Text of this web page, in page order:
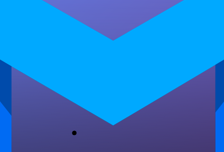
Descubra por que todo personal trainer —
especialmente professor de dança urbana —
deve ter seu próprio app. Engaje alunos…